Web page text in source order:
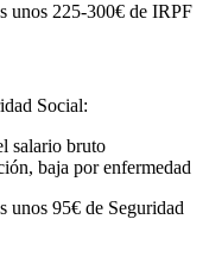
unos 225-300€ de IRPF
Social:
salario bruto
baja por enfermedad
unos 95€ de Seguridad